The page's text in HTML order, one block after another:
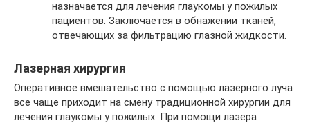
назначается для лечения глаукомы у пожилых
пациентов. Заключается в обнажении тканей,
отвечающих за фильтрацию глазной жидкости.
Лазерная хирургия
Оперативное вмешательство с помощью лазерного луча
все чаще приходит на смену традиционной хирургии для
лечения глаукомы у пожилых. При помощи лазера